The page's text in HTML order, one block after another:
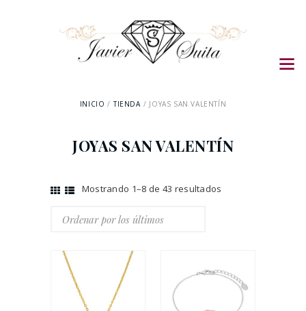
INICIO TIENDA JOYAS SAN VALENTÍN
JOYAS SAN VALENTÍN
Mostrando 1–8 de 43 resultados